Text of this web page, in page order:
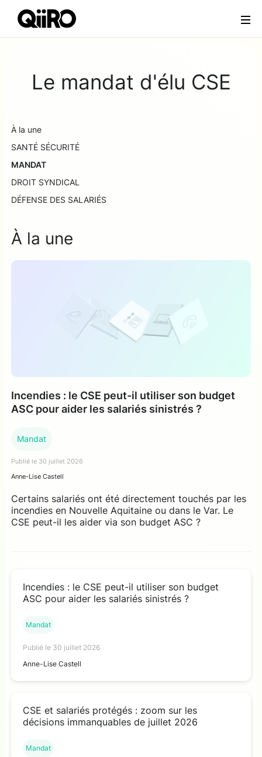
Webflow Homepage
Le mandat d'élu CSE
À la une
SANTÉ SÉCURITÉ
MANDAT
DROIT SYNDICAL
DÉFENSE DES SALARIÉS
À la une
Incendies : le CSE peut-il utiliser son budget
ASC pour aider les salariés sinistrés ?
Mandat
Publié le 30 juillet 2026
Anne-Lise Castell
Certains salariés ont été directement touchés par les
incendies en Nouvelle Aquitaine ou dans le Var. Le
CSE peut-il les aider via son budget ASC ?
Incendies : le CSE peut-il utiliser son budget
ASC pour aider les salariés sinistrés ?
Mandat
Publié le 30 juillet 2026
Anne-Lise Castell
CSE et salariés protégés : zoom sur les
décisions immanquables de juillet 2026
Mandat